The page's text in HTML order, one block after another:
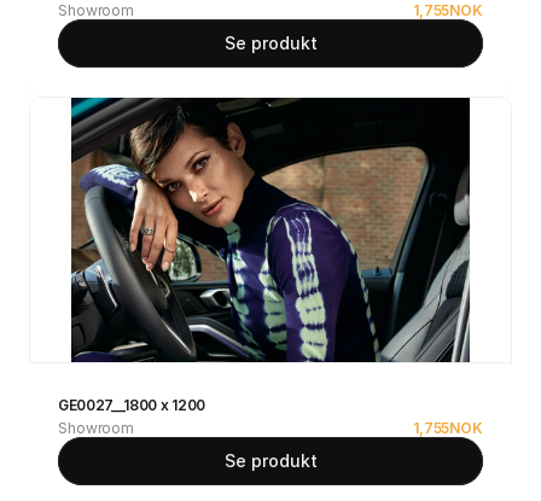
Showroom
1,755NOK
Se produkt
GE0027__1800 x 1200
Showroom
1,755NOK
Se produkt